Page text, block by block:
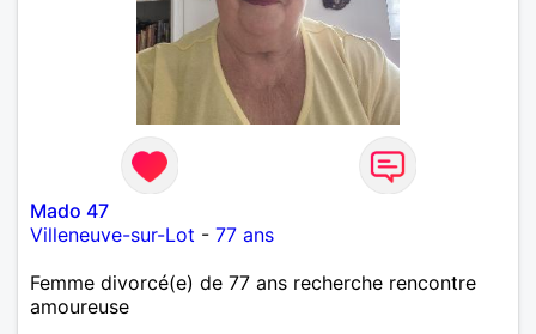
Mado 47
Villeneuve-sur-Lot - 77 ans
Femme divorcé(e) de 77 ans recherche rencontre
amoureuse